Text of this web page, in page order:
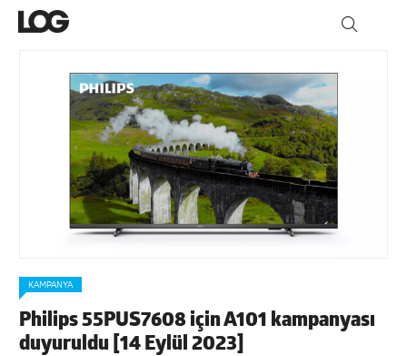
KAMPANYA
Philips 55PUS7608 için A101 kampanyası
duyuruldu [14 Eylül 2023]